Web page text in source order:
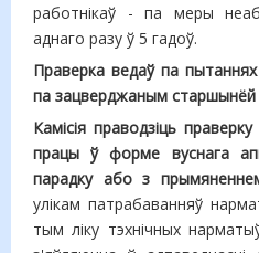
работнікаў - па меры
аднаго разу ў 5 гадоў.
Праверка ведаў па
па зацверджаным старшынёй
Камісія праводзіць
працы ў форме вуснага
парадку або з
улікам патрабаванняў
тым ліку тэхнічных